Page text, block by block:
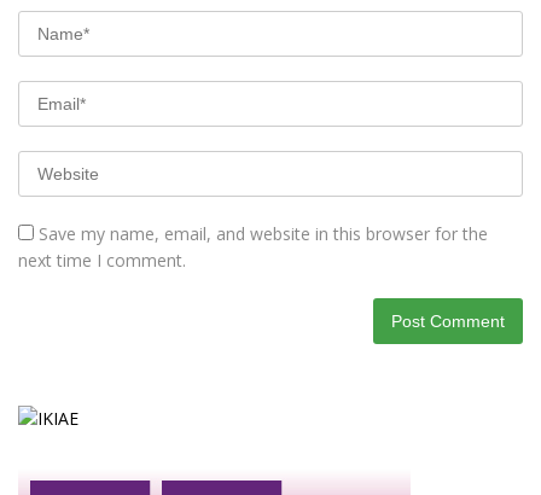
Save my name, email, and website in this browser for the
next time I comment.